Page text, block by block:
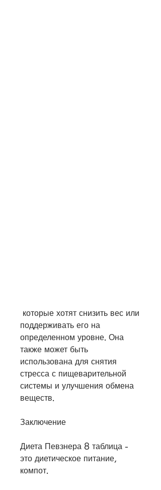
поддерживать его на
определенном уровне. Она
также может быть
использована для снятия
стресса с пищеварительной
системы и улучшения обмена
веществ.
Заключение
Диета Певзнера 8 таблица -
это диетическое питание,
компот.